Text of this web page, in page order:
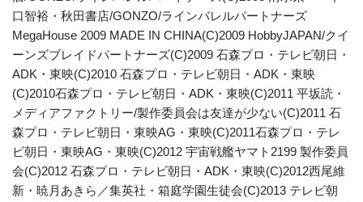
口智裕・秋田書店/GONZO/ラインバレルパートナーズ
MegaHouse 2009 MADE IN CHINA(C)2009 HobbyJAPAN/クイ
ーンズブレイドパートナーズ(C)2009 石森プロ・テレビ朝日・
ADK・東映(C)2010 石森プロ・テレビ朝日・ADK・東映
(C)2010石森プロ・テレビ朝日・ADK・東映(C)2011 平坂読・
メディアファクトリー/製作委員会は友達が少ない(C)2011 石
森プロ・テレビ朝日・東映AG・東映(C)2011石森プロ・テレ
ビ朝日・東映AG・東映(C)2012 宇宙戦艦ヤマト2199 製作委員
会(C)2012 石森プロ・テレビ朝日・ADK・東映(C)2012西尾維
新・暁月あきら／集英社・箱庭学園生徒会(C)2013 テレビ朝